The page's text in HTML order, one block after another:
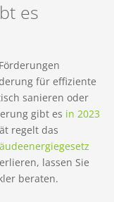
es
für effiziente
sanieren oder
gibt es in 2023
regelt das
lassen Sie
beraten.